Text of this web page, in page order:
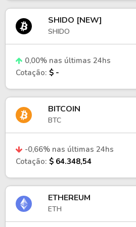
SHIDO [NEW]
SHIDO
0,00% nas últimas 24hs
Cotação: $ -
BITCOIN
BTC
-0,66% nas últimas 24hs
Cotação: $ 64.348,54
ETHEREUM
ETH